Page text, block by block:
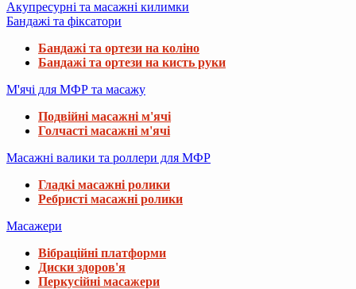
Акупресурні та масажні килимки
Бандажі та фіксатори
Бандажі та ортези на коліно
Бандажі та ортези на кисть руки
М'ячі для МФР та масажу
Подвійні масажні м'ячі
Голчасті масажні м'ячі
Масажні валики та роллери для МФР
Гладкі масажні ролики
Ребристі масажні ролики
Масажери
Вібраційні платформи
Диски здоров'я
Перкусійні масажери